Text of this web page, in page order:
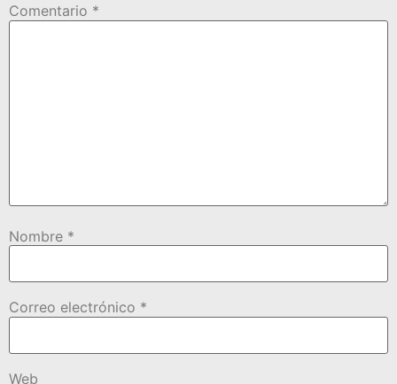
Comentario *
Nombre *
Correo electrónico *
Web